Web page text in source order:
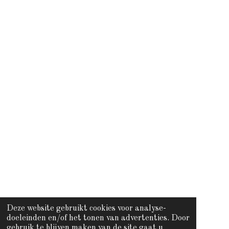
Deze website gebruikt cookies voor analyse-
doeleinden en/of het tonen van advertenties. Door